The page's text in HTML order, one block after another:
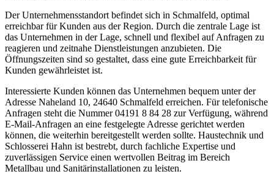
Der Unternehmensstandort befindet sich in Schmalfeld, optimal
erreichbar für Kunden aus der Region. Durch die zentrale Lage ist
das Unternehmen in der Lage, schnell und flexibel auf Anfragen zu
reagieren und zeitnahe Dienstleistungen anzubieten. Die
Öffnungszeiten sind so gestaltet, dass eine gute Erreichbarkeit für
Kunden gewährleistet ist.
Interessierte Kunden können das Unternehmen bequem unter der
Adresse Naheland 10, 24640 Schmalfeld erreichen. Für telefonische
Anfragen steht die Nummer 04191 8 84 28 zur Verfügung, während
E-Mail-Anfragen an eine festgelegte Adresse gerichtet werden
können, die weiterhin bereitgestellt werden sollte. Haustechnik und
Schlosserei Hahn ist bestrebt, durch fachliche Expertise und
zuverlässigen Service einen wertvollen Beitrag im Bereich
Metallbau und Sanitärinstallationen zu leisten.